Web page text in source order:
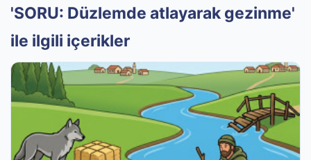
'SORU: Düzlemde atlayarak gezinme'
ile ilgili içerikler